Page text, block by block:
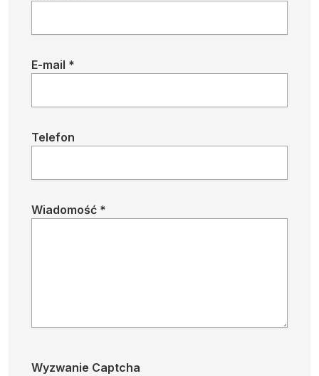
E-mail *
Telefon
Wiadomość *
Wyzwanie Captcha